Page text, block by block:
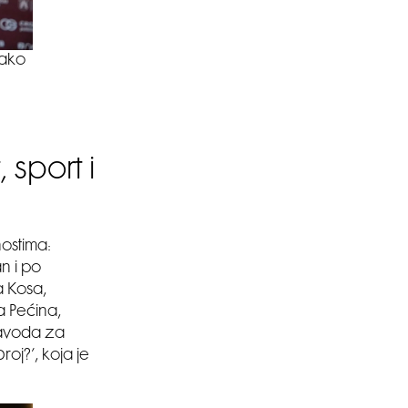
sport i
i po
Kosa,
Pećina,
za
koja je